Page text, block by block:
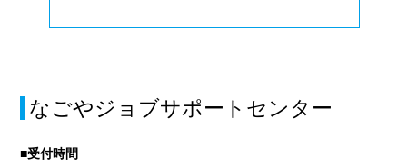
なごやジョブサポートセンター
■受付時間